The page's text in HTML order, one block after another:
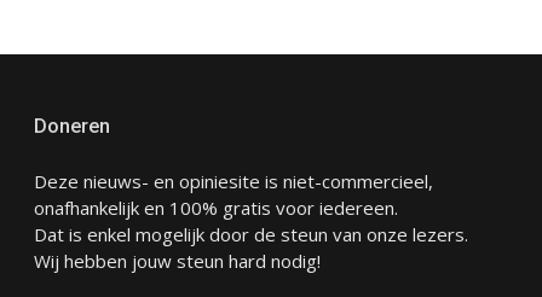
Doneren
Deze nieuws- en opiniesite is niet-commercieel,
onafhankelijk en 100% gratis voor iedereen.
Dat is enkel mogelijk door de steun van onze lezers.
Wij hebben jouw steun hard nodig!